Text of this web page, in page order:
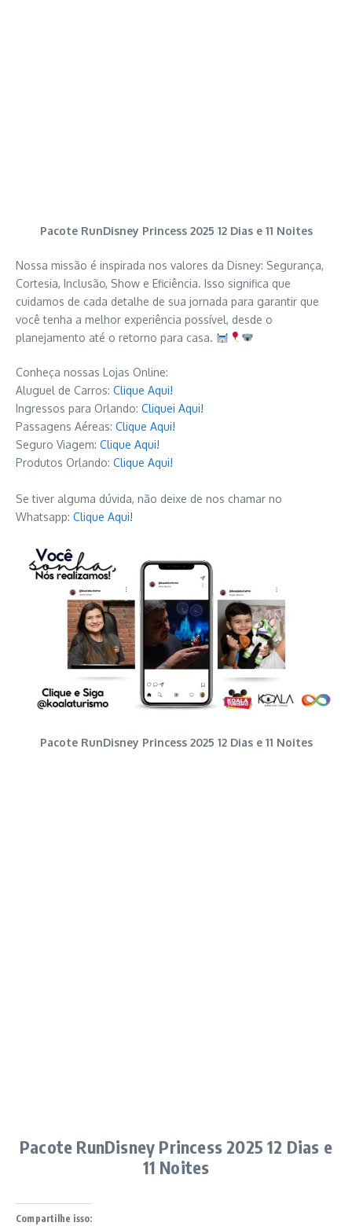
Pacote RunDisney Princess 2025 12 Dias e 11 Noites
Nossa missão é inspirada nos valores da Disney: Segurança,
Cortesia, Inclusão, Show e Eficiência. Isso significa que
cuidamos de cada detalhe de sua jornada para garantir que
você tenha a melhor experiência possível, desde o
planejamento até o retorno para casa.
Conheça nossas Lojas Online:
Aluguel de Carros: Clique Aqui!
Ingressos para Orlando: Cliquei Aqui!
Passagens Aéreas: Clique Aqui!
Seguro Viagem: Clique Aqui!
Produtos Orlando: Clique Aqui!
Se tiver alguma dúvida, não deixe de nos chamar no
Whatsapp: Clique Aqui!
Pacote RunDisney Princess 2025 12 Dias e 11 Noites
Pacote RunDisney Princess 2025 12 Dias e
11 Noites
Compartilhe isso: